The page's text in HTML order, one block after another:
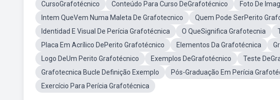
CursoGrafotécnico
Conteúdo Para Curso DeGrafotécnico Foto De
Intem QueVem Numa Maleta De Grafotecnico
Quem Pode SerPerito
Identidad E Visual De Perícia Grafotécnica
O QueSignifica Grafotecnia
Placa Em Acrílico DePerito Grafotécnico
Elementos Da Grafotécnica
Logo DeUm Perito Grafotécnico
Exemplos DeGrafotécnico
Teste
Grafotecnica Bucle Definição Exemplo
Pós-Graduação Em Perícia
Exercício Para Perícia Grafotécnica